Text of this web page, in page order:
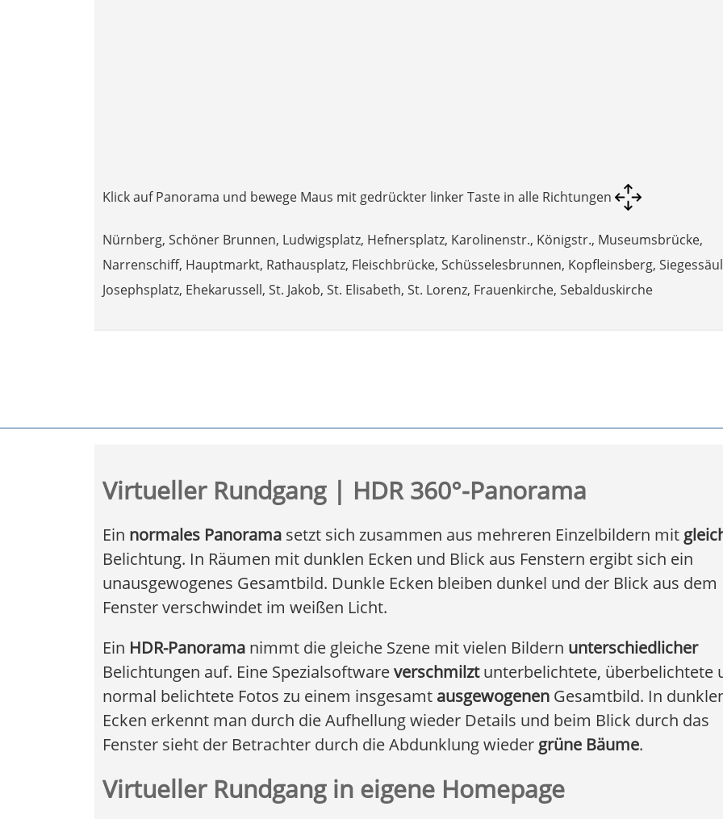
Klick auf Panorama und bewege Maus mit gedrückter linker Taste in alle Richtungen
Nürnberg, Schöner Brunnen, Ludwigsplatz, Hefnersplatz, Karolinenstr., Königstr., Museumsbrücke,
Narrenschiff, Hauptmarkt, Rathausplatz, Fleischbrücke, Schüsselesbrunnen, Kopfleinsberg,
Josephsplatz, Ehekarussell, St. Jakob, St. Elisabeth, St. Lorenz, Frauenkirche, Sebalduskirche
Virtueller Rundgang | HDR 360°-Panorama
Ein normales Panorama setzt sich zusammen aus mehreren Einzelbildern mit
Belichtung. In Räumen mit dunklen Ecken und Blick aus Fenstern ergibt sich ein
unausgewogenes Gesamtbild. Dunkle Ecken bleiben dunkel und der Blick aus dem
Fenster verschwindet im weißen Licht.
Ein HDR-Panorama nimmt die gleiche Szene mit vielen Bildern unterschiedlicher
Belichtungen auf. Eine Spezialsoftwareverschmilztunterbelichtete, überbelichtete
normal belichtete Fotos zu einem insgesamt ausgewogenen Gesamtbild. In
Ecken erkennt man durch die Aufhellung wieder Details und beim Blick durch das
Fenster sieht der Betrachter durch die Abdunklung wieder grüne Bäume.
Virtueller Rundgang in eigene Homepage